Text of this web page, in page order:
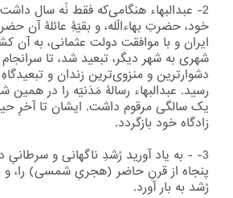
2- عبدالبهاء هنگامی‌که فقط نُه سال داشت
خود، حضرتِ بهاءالّله، و بقیّۀِ عائلۀ آن
ایران و با موافقت دولت عثمانی، به آن
شهری به شهر دیگر، تبعید شد، تا
دشوارترین و منزوی‌ترین زندان و
رسید. عبدالبهاء رسالۀ مَدَنیّه را در
یک سالگی مرقوم داشت. ایشان تا آخرِ
زادگاه خود بازگردد.
3- - به یاد آورید رُشدِ ناگهانی و
پنجاه از قرنِ حاضر (هجریِ شمسی) را، و
رُشد به بار آورد.